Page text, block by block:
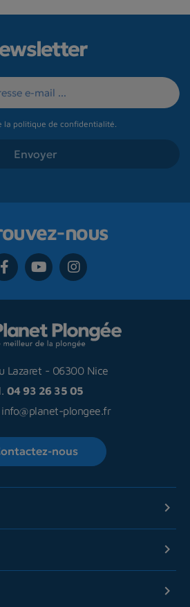
la politique de confidentialité
nous
Lazaret - 06300 Nice
04 93 26 35 05
info@planet-plongee.fr
nous


